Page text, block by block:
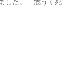
した。 危うく死